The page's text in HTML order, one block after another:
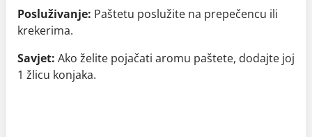
Posluživanje: Paštetu poslužite na prepečencu ili
krekerima.
Savjet: Ako želite pojačati aromu paštete, dodajte joj
1 žlicu konjaka.